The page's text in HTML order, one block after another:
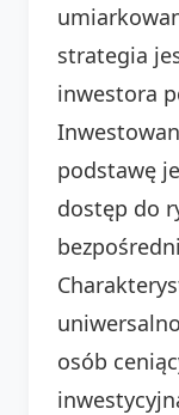
strategia
inwestora
podstawę
dostęp do
osób